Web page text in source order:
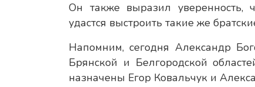
Он также выразил уверенность,
удастся выстроить такие же
Напомним, сегодня Александр
Брянской и Белгородской
назначены Егор Ковальчук и